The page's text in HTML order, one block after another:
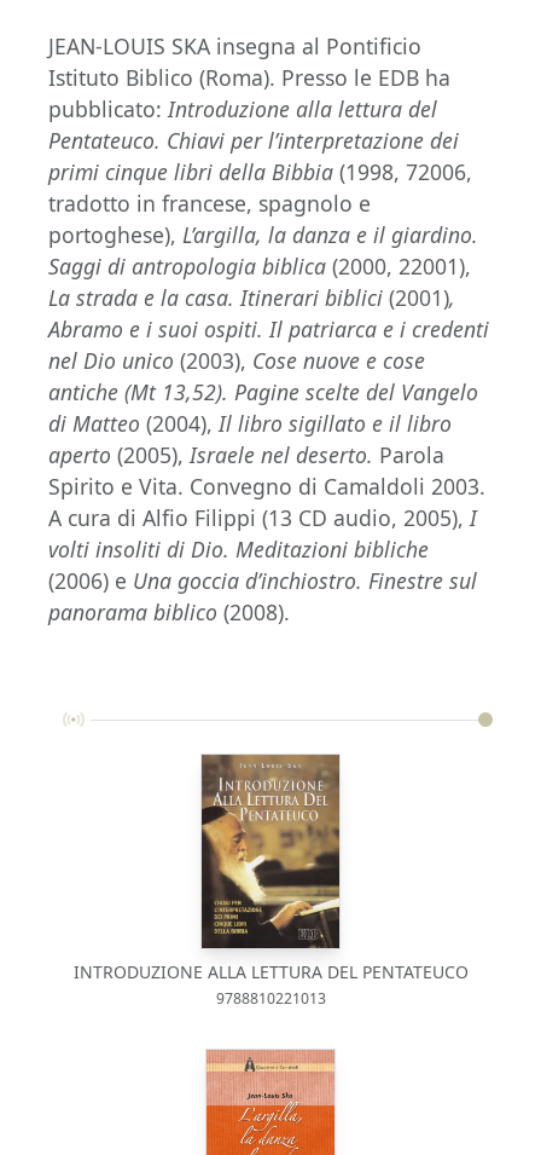
JEAN-LOUIS SKA insegna al Pontificio
Istituto Biblico (Roma). Presso le EDB ha
pubblicato:Introduzione alla lettura del
Pentateuco. Chiavi per l’interpretazione dei
primi cinque libri della Bibbia (1998, 72006,
tradotto in francese, spagnolo e
portoghese), L’argilla, la danza e il giardino.
Saggi di antropologia biblica (2000, 22001),
La strada e la casa. Itinerari biblici (2001),
Abramo e i suoi ospiti. Il patriarca e i credenti
nel Dio unico (2003), Cose nuove e cose
antiche (Mt 13,52). Pagine scelte del Vangelo
di Matteo (2004),Il libro sigillato e il libro
aperto (2005),Israele nel deserto. Parola
Spirito e Vita. Convegno di Camaldoli 2003.
A cura di Alfio Filippi (13 CD audio, 2005),I
volti insoliti di Dio. Meditazioni bibliche
(2006) e Una goccia d’inchiostro. Finestre sul
panorama biblico (2008).
INTRODUZIONE ALLA LETTURA DEL PENTATEUCO
9788810221013